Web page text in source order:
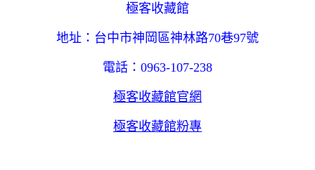
極客收藏館
地址：台中市神岡區神林路70巷97號
電話：0963-107-238
極客收藏館官網
極客收藏館粉專